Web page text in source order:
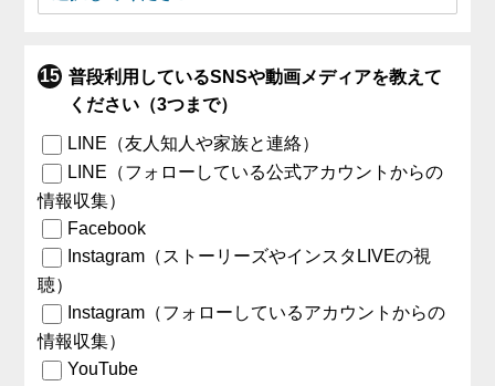
普段利用しているSNSや動画メディアを教えて
ください（3つまで）
LINE（友人知人や家族と連絡）
LINE（フォローしている公式アカウントからの
情報収集）
Facebook
Instagram（ストーリーズやインスタLIVEの視
聴）
Instagram（フォローしているアカウントからの
情報収集）
YouTube